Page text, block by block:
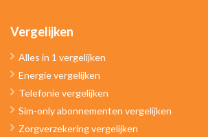
Vergelijken
Alles in 1 vergelijken
Energie vergelijken
Telefonie vergelijken
Sim-only abonnementen vergelijken
Zorgverzekering vergelijken